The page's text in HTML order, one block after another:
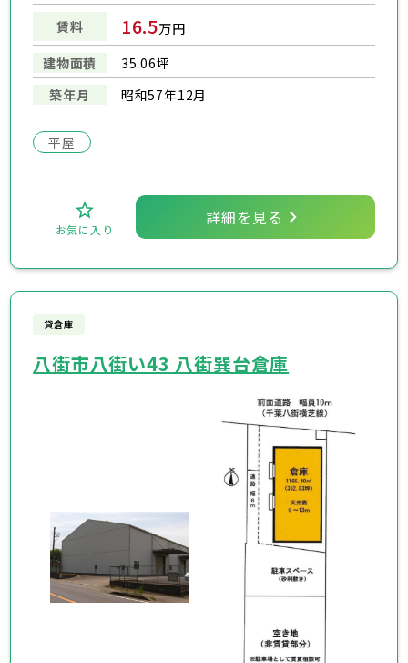
賃料 16.5万円
建物面積
35.06坪
築年月
昭和57年12月
平屋
お気に入り
詳細を見る
貸倉庫
八街市八街い43 八街巽台倉庫